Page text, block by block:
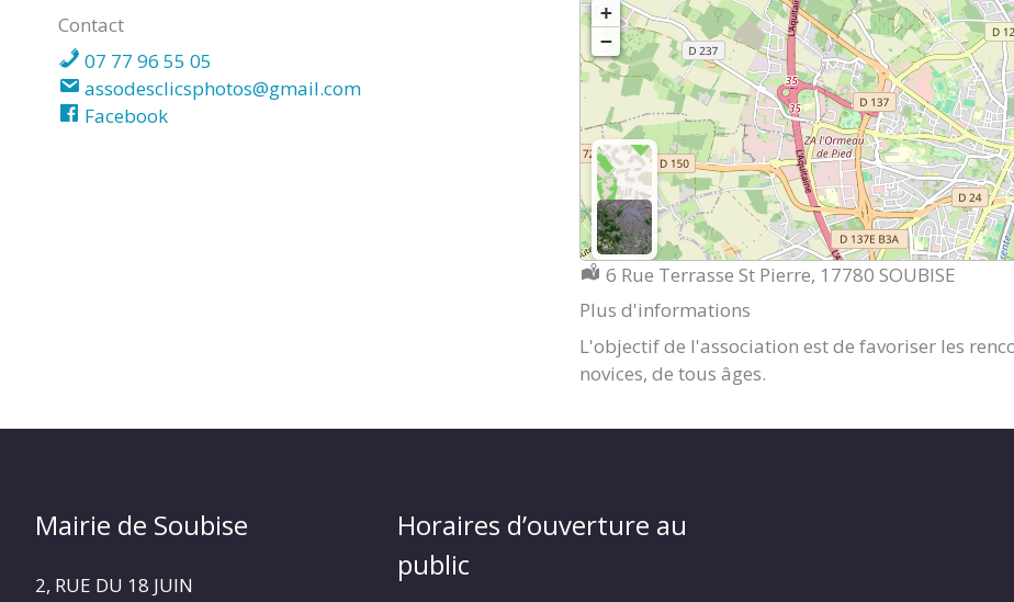
Contact
07 77 96 55 05
assodesclicsphotos@gmail.com
Facebook
+
−
Localisation :
6 Rue Terrasse St Pierre, 17780 SOUBISE
Plus d'informations
L'objectif de l'association est de favoriser les
novices, de tous âges.
Mairie de Soubise
2, RUE DU 18 JUIN
Horaires d’ouverture au
public